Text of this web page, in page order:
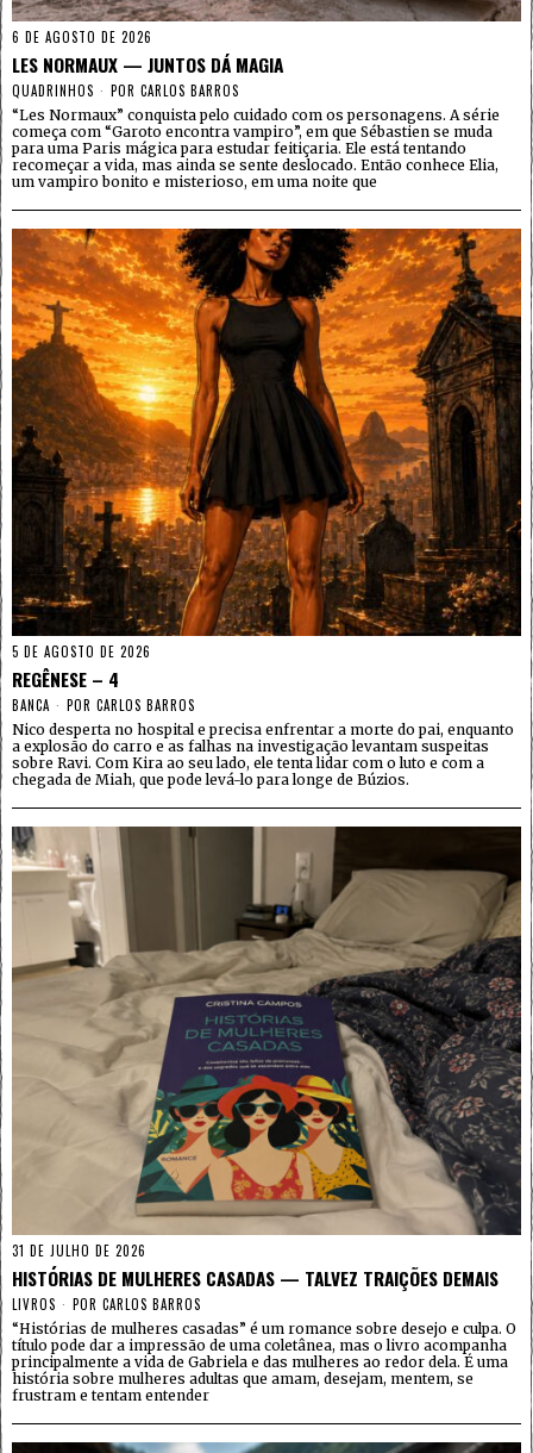
6 DE AGOSTO DE 2026
LES NORMAUX — JUNTOS DÁ MAGIA
QUADRINHOS POR CARLOS BARROS
“Les Normaux” conquista pelo cuidado com os personagens. A série
começa com “Garoto encontra vampiro”, em que Sébastien se muda
para uma Paris mágica para estudar feitiçaria. Ele está tentando
recomeçar a vida, mas ainda se sente deslocado. Então conhece Elia,
um vampiro bonito e misterioso, em uma noite que
5 DE AGOSTO DE 2026
REGÊNESE – 4
BANCA POR CARLOS BARROS
Nico desperta no hospital e precisa enfrentar a morte do pai, enquanto
a explosão do carro e as falhas na investigação levantam suspeitas
sobre Ravi. Com Kira ao seu lado, ele tenta lidar com o luto e com a
chegada de Miah, que pode levá-lo para longe de Búzios.
31 DE JULHO DE 2026
HISTÓRIAS DE MULHERES CASADAS — TALVEZ TRAIÇÕES DEMAIS
LIVROS POR CARLOS BARROS
“Histórias de mulheres casadas” é um romance sobre desejo e culpa. O
título pode dar a impressão de uma coletânea, mas o livro acompanha
principalmente a vida de Gabriela e das mulheres ao redor dela. É uma
história sobre mulheres adultas que amam, desejam, mentem, se
frustram e tentam entender